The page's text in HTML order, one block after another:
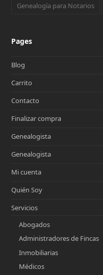
Genealogía para Notarios
Pages
Blog
Carrito
Contacto
Finalizar compra
Genealogista
Genealogista
Mi cuenta
Quién Soy
Servicios
Abogados
Administradores de Fincas
Inmobiliarias
Médicos